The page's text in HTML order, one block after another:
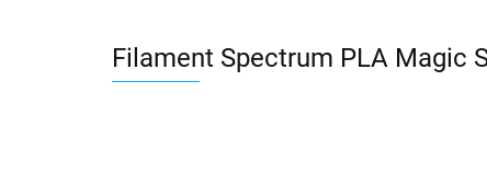
Filament Spectrum PLA Magic